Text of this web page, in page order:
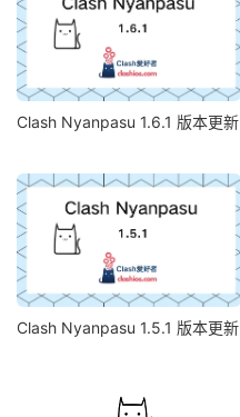
Clash Nyanpasu 1.6.1 版本更新
Clash Nyanpasu 1.5.1 版本更新